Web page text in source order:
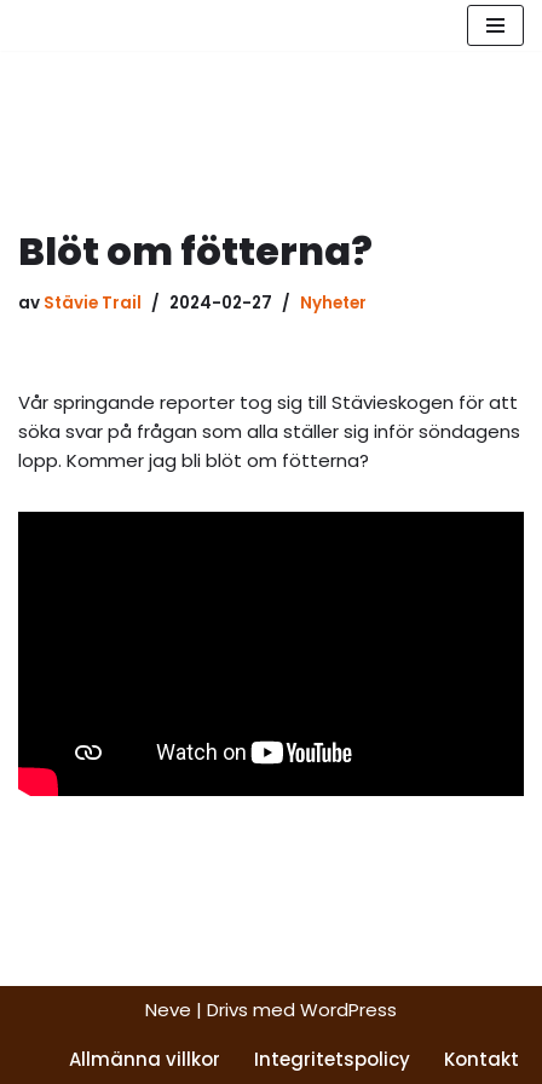
Blöt om fötterna?
av Stävie Trail 2024-02-27 Nyheter
Vår springande reporter tog sig till Stävieskogen för att
söka svar på frågan som alla ställer sig inför söndagens
lopp. Kommer jag bli blöt om fötterna?
Neve | Drivs med WordPress
Allmänna villkor
Integritetspolicy Kontakt